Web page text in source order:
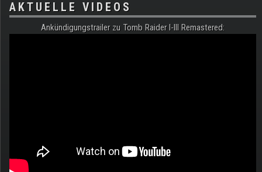
AKTUELLE VIDEOS
Ankündigungstrailer zu Tomb Raider I-III Remastered: